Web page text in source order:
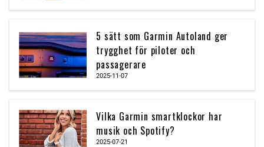
5 sätt som Garmin Autoland ger
trygghet för piloter och
passagerare
2025-11-07
Vilka Garmin smartklockor har
musik och Spotify?
2025-07-21